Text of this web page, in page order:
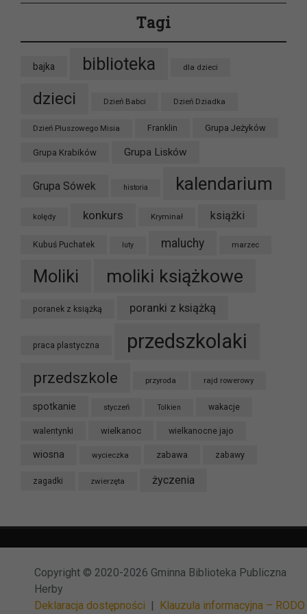
Tagi
bajka biblioteka dla dzieci
dzieci Dzień Babci Dzień Dziadka
Dzień Pluszowego Misia Franklin Grupa Jeżyków
Grupa Krabików Grupa Lisków
Grupa Sówek historia kalendarium
kolędy konkurs Kryminał książki
Kubuś Puchatek luty maluchy marzec
Moliki moliki książkowe
poranek z książką poranki z książką
praca plastyczna przedszkolaki
przedszkole przyroda rajd rowerowy
spotkanie styczeń Tolkien wakacje
walentynki wielkanoc wielkanocne jajo
wiosna wycieczka zabawa zabawy
zagadki zwierzęta życzenia
Copyright © 2020-2026 Gminna Biblioteka Publiczna
Herby
Deklaracja dostępności
Klauzula informacyjna – RODO